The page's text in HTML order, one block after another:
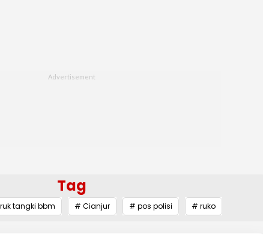
Tag
tangki bbm # Cianjur # pos polisi # ruko